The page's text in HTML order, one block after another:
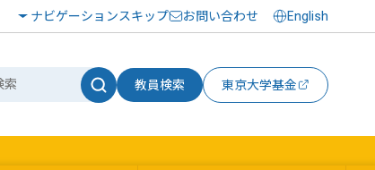
ナビゲーションスキップ お問い合わせ English
教員検索 東京大学基金